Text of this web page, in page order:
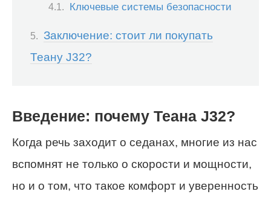
Ключевые системы безопасности
Заключение: стоит ли покупать
Теану J32?
Введение: почему Теана J32?
Когда речь заходит о седанах, многие из нас
вспомнят не только о скорости и мощности,
но и о том, что такое комфорт и уверенность